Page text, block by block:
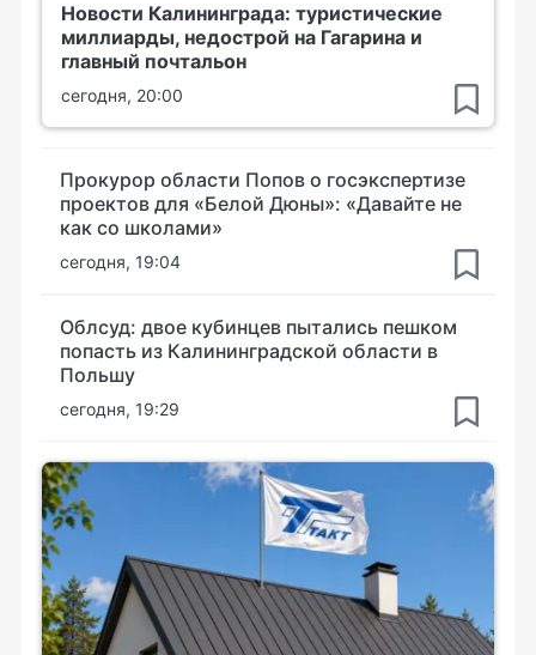
Новости Калининграда: туристические
миллиарды, недострой на Гагарина и
главный почтальон
сегодня, 20:00
Прокурор области Попов о госэкспертизе
проектов для «Белой Дюны»: «Давайте не
как со школами»
сегодня, 19:04
Облсуд: двое кубинцев пытались пешком
попасть из Калининградской области в
Польшу
сегодня, 19:29